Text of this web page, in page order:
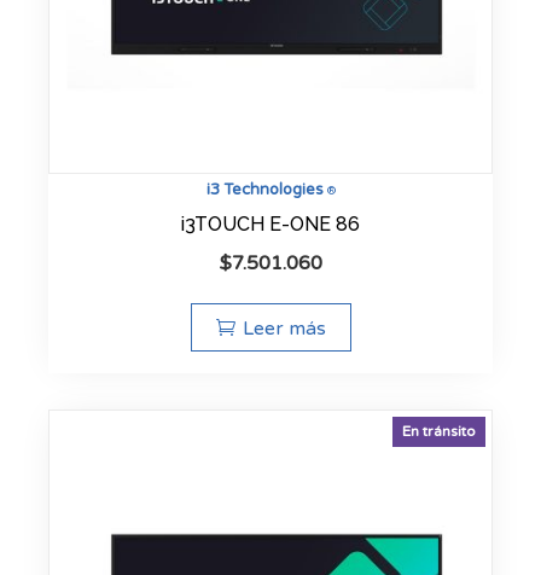
i3 Technologies®
i3TOUCH E-ONE 86
$7.501.060
Leer más
En tránsito